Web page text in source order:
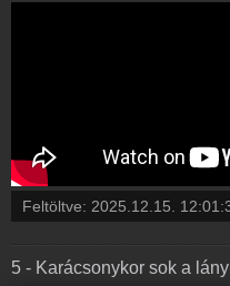
Feltöltve: 2025.12.15.
5 - Karácsonykor sok a